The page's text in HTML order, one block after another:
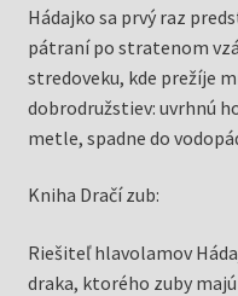
Hádajko sa prvý raz
pátraní po stratenom
stredoveku, kde prežíje
dobrodružstiev: uvrhnú
metle, spadne do
Kniha Dračí zub:
Riešiteľ hlavolamov
draka, ktorého zuby